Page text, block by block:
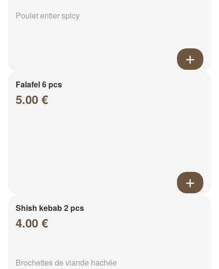
Poulet entier spicy
Falafel 6 pcs
5.00 €
Shish kebab 2 pcs
4.00 €
Brochettes de viande hachée